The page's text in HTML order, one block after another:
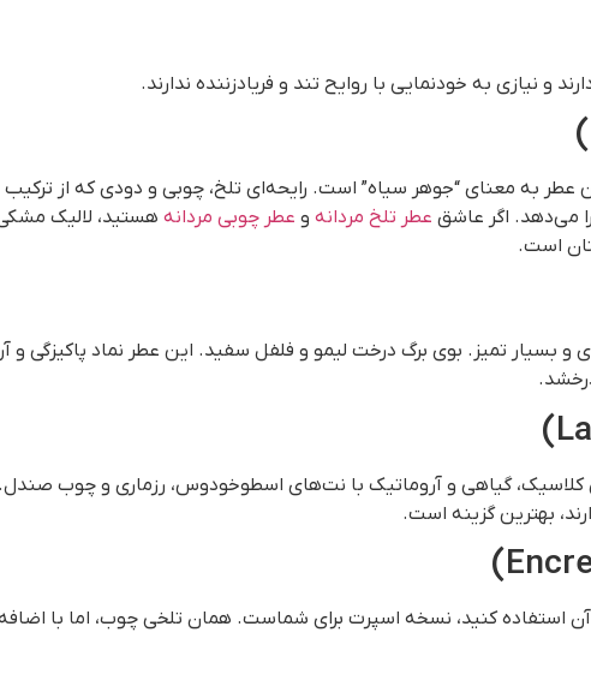
و نیازی به خودنمایی با روایح تند و فریادزننده ندارند.
می‌دهد. اگر عاشق عطر تلخ مردانه و عطر چوبی مردانه هستید، لالیک
است.
و بسیار تمیز. بوی برگ درخت لیمو و فلفل سفید. این عطر نماد پاکیزگی و
گیاهی و آروماتیک با نت‌های اسطوخودوس، رزماری و چوب صندل.
بهترین گزینه است.
استفاده کنید، نسخه اسپرت برای شماست. همان تلخی چوب، اما با